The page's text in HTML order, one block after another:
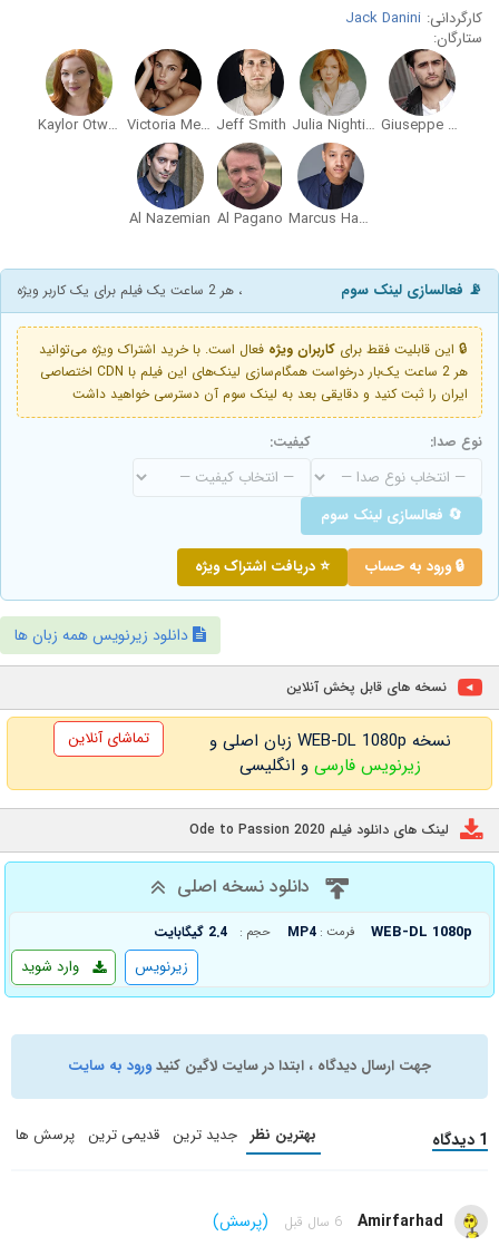
کارگردانی: Jack Danini
ستارگان:
Giuseppe Bausilio
Julia Nightingale
Jeff Smith
Victoria Meade
Kaylor Otwell
Marcus Harmon
Al Pagano
Al Nazemian
📡 فعالسازی لینک سوم ، هر 2 ساعت یک فیلم برای یک کاربر ویژه
🔒 این قابلیت فقط برای کاربران ویژه فعال است. با خرید اشتراک ویژه می‌توانید
هر 2 ساعت یک‌بار درخواست همگام‌سازی لینک‌های این فیلم با CDN اختصاصی
ایران را ثبت کنید و دقایقی بعد به لینک سوم آن دسترسی خواهید داشت
نوع صدا: کیفیت:
🔄 فعالسازی لینک سوم
🔒 ورود به حساب ⭐ دریافت اشتراک ویژه
دانلود زیرنویس همه زبان ها
نسخه های قابل پخش آنلاین
نسخه WEB-DL 1080p زبان اصلی و
زیرنویس فارسی و انگلیسی
تماشای آنلاین
لینک های دانلود فیلم Ode to Passion 2020
دانلود نسخه اصلی
WEB-DL 1080p فرمت : MP4 حجم : 2.4 گیگابایت
وارد شوید زیرنویس
جهت ارسال دیدگاه ، ابتدا در سایت لاگین کنیدورود به سایت
1 دیدگاه بهترین نظر جدید ترین قدیمی ترین پرسش ها
Amirfarhad 6 سال قبل (پرسش)